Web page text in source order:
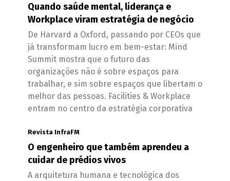
Quando saúde mental, liderança e
Workplace viram estratégia de negócio
De Harvard a Oxford, passando por CEOs que
já transformam lucro em bem-estar: Mind
Summit mostra que o futuro das
organizações não é sobre espaços para
trabalhar, e sim sobre espaços que libertam o
melhor das pessoas. Facilities & Workplace
entram no centro da estratégia corporativa
Revista InfraFM
O engenheiro que também aprendeu a
cuidar de prédios vivos
A arquitetura humana e tecnológica dos